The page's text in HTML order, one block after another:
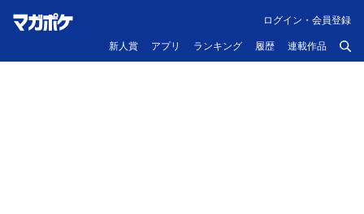
新人賞 アプリ ランキング 履歴 連載作品
ログイン・会員登録